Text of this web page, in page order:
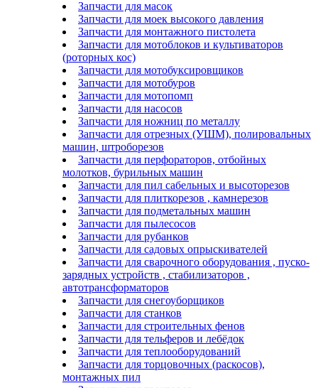
Запчасти для масок
Запчасти для моек высокого давления
Запчасти для монтажного пистолета
Запчасти для мотоблоков и культиваторов
(роторных кос)
Запчасти для мотобуксировщиков
Запчасти для мотобуров
Запчасти для мотопомп
Запчасти для насосов
Запчасти для ножниц по металлу
Запчасти для отрезных (УШМ), полировальных
машин, штроборезов
Запчасти для перфораторов, отбойных
молотков, бурильных машин
Запчасти для пил сабельных и высоторезов
Запчасти для плиткорезов , камнерезов
Запчасти для подметальных машин
Запчасти для пылесосов
Запчасти для рубанков
Запчасти для садовых опрыскивателей
Запчасти для сварочного оборудования , пуско-
зарядных устройств , стабилизаторов ,
автотрансформаторов
Запчасти для снегоуборщиков
Запчасти для станков
Запчасти для строительных фенов
Запчасти для тельферов и лебёдок
Запчасти для теплооборудований
Запчасти для торцовочных (раскосов),
монтажных пил